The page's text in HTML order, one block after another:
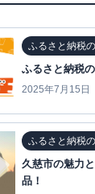
ふるさと納税
ふるさと納税
2025年7月15日
ふるさと納税
久慈市の魅力
品！